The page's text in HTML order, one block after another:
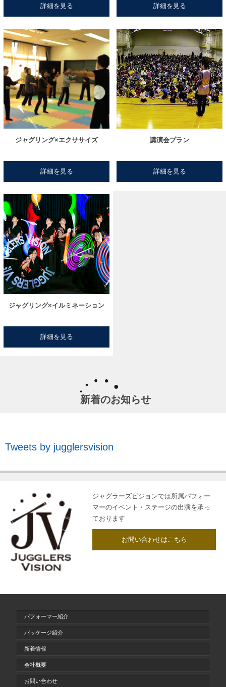
詳細を見る 詳細を見る
ジャグリング×エクササイズ
詳細を見る
講演会プラン
詳細を見る
ジャグリング×イルミネーション
詳細を見る
新着のお知らせ
Tweets by jugglersvision
ジャグラーズビジョンでは所属パフォー
マーのイベント・ステージの出演を承っ
ております
お問い合わせはこちら
パフォーマー紹介
パッケージ紹介
新着情報
会社概要
お問い合わせ